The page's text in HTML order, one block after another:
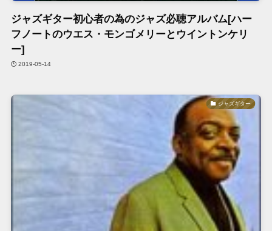
ジャズギター初心者の為のジャズ必聴アルバム[ハー
フノートのウエス・モンゴメリーとウイントンケリ
ー]
2019-05-14
ジャズギター